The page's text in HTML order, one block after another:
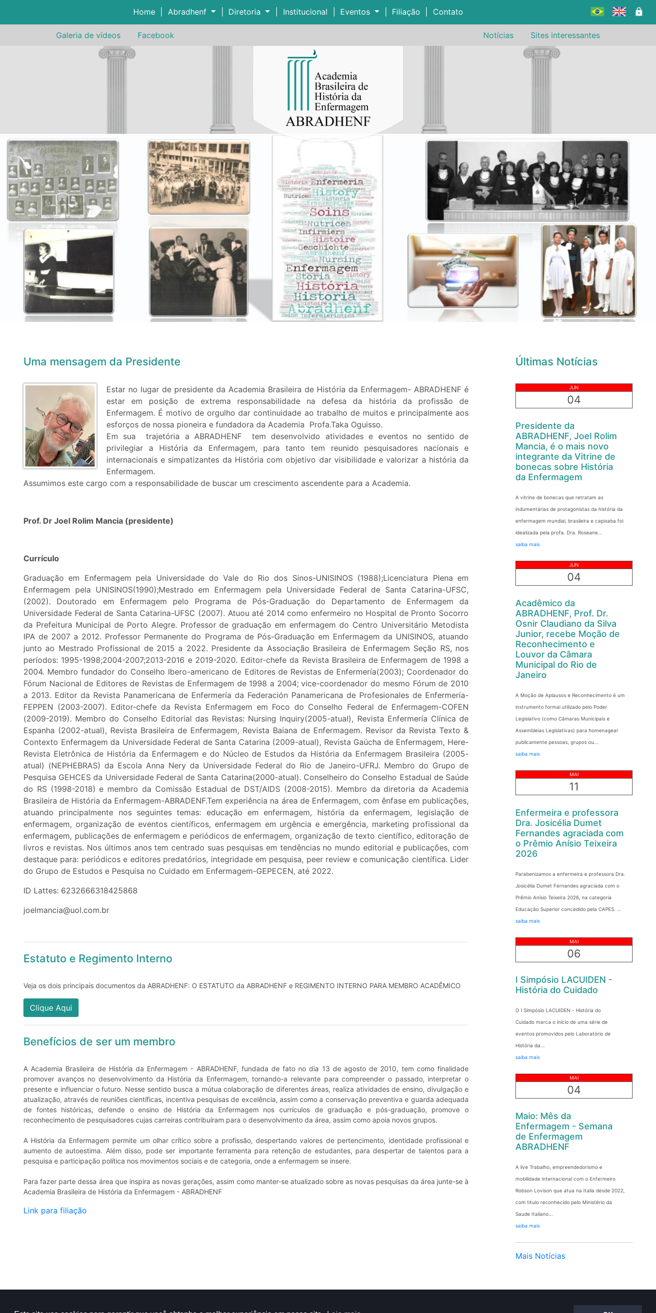
Home Abradhenf Diretoria Institucional Eventos Filiação Contato
Galeria de vídeos Facebook Notícias Sites interessantes
Previous Next
Uma mensagem da Presidente
Estar no lugar de presidente da Academia Brasileira de História da Enfermagem- ABRADHENF é
estar em posição de extrema responsabilidade na defesa da história da profissão de
Enfermagem. É motivo de orgulho dar continuidade ao trabalho de muitos e principalmente aos
esforços de nossa pioneira e fundadora da Academia Profa.Taka Oguisso.
Em sua trajetória a ABRADHENF tem desenvolvido atividades e eventos no sentido de
privilegiar a História da Enfermagem, para tanto tem reunido pesquisadores nacionais e
internacionais e simpatizantes da História com objetivo dar visibilidade e valorizar a história da
Enfermagem.
Assumimos este cargo com a responsabilidade de buscar um crescimento ascendente para a Academia.
Prof. Dr Joel Rolim Mancia (presidente)
Currículo
Graduação em Enfermagem pela Universidade do Vale do Rio dos Sinos-UNISINOS (1988);Licenciatura Plena em
Enfermagem pela UNISINOS(1990);Mestrado em Enfermagem pela Universidade Federal de Santa Catarina-UFSC,
(2002). Doutorado em Enfermagem pelo Programa de Pós-Graduação do Departamento de Enfermagem da
Universidade Federal de Santa Catarina-UFSC (2007). Atuou até 2014 como enfermeiro no Hospital de Pronto Socorro
da Prefeitura Municipal de Porto Alegre. Professor de graduação em enfermagem do Centro Universitário Metodista
IPA de 2007 a 2012. Professor Permanente do Programa de Pós-Graduação em Enfermagem da UNISINOS, atuando
junto ao Mestrado Profissional de 2015 a 2022. Presidente da Associação Brasileira de Enfermagem Seção RS, nos
períodos: 1995-1998;2004-2007;2013-2016 e 2019-2020. Editor-chefe da Revista Brasileira de Enfermagem de 1998 a
2004. Membro fundador do Conselho Ibero-americano de Editores de Revistas de Enfermería(2003); Coordenador do
Fórum Nacional de Editores de Revistas de Enfermagem de 1998 a 2004; vice-coordenador do mesmo Fórum de 2010
a 2013. Editor da Revista Panamericana de Enfermería da Federación Panamericana de Profesionales de Enfermería-
FEPPEN (2003-2007). Editor-chefe da Revista Enfermagem em Foco do Conselho Federal de Enfermagem-COFEN
(2009-2019). Membro do Conselho Editorial das Revistas: Nursing Inquiry(2005-atual), Revista Enfermería Clínica de
Espanha (2002-atual), Revista Brasileira de Enfermagem, Revista Baiana de Enfermagem. Revisor da Revista Texto &
Contexto Enfermagem da Universidade Federal de Santa Catarina (2009-atual), Revista Gaúcha de Enfermagem, Here-
Revista Eletrônica de História da Enfermagem e do Núcleo de Estudos da História da Enfermagem Brasileira (2005-
atual) (NEPHEBRAS) da Escola Anna Nery da Universidade Federal do Rio de Janeiro-UFRJ. Membro do Grupo de
Pesquisa GEHCES da Universidade Federal de Santa Catarina(2000-atual). Conselheiro do Conselho Estadual de Saúde
do RS (1998-2018) e membro da Comissão Estadual de DST/AIDS (2008-2015). Membro da diretoria da Academia
Brasileira de História da Enfermagem-ABRADENF.Tem experiência na área de Enfermagem, com ênfase em publicações,
atuando principalmente nos seguintes temas: educação em enfermagem, história da enfermagem, legislação de
enfermagem, organização de eventos científicos, enfermagem em urgência e emergência, marketing profissional da
enfermagem, publicações de enfermagem e periódicos de enfermagem, organização de texto científico, editoração de
livros e revistas. Nos últimos anos tem centrado suas pesquisas em tendências no mundo editorial e publicações, com
destaque para: periódicos e editores predatórios, integridade em pesquisa, peer review e comunicação científica. Lider
do Grupo de Estudos e Pesquisa no Cuidado em Enfermagem-GEPECEN, até 2022.
ID Lattes: 6232666318425868
joelmancia@uol.com.br
Estatuto e Regimento Interno
Veja os dois principais documentos da ABRADHENF: O ESTATUTO da ABRADHENF e REGIMENTO INTERNO PARA MEMBRO ACADÊMICO
Clique Aqui
Benefícios de ser um membro
A Academia Brasileira de História da Enfermagem - ABRADHENF, fundada de fato no dia 13 de agosto de 2010, tem como finalidade
promover avanços no desenvolvimento da História da Enfermagem, tornando-a relevante para compreender o passado, interpretar o
presente e influenciar o futuro. Nesse sentido busca a mútua colaboração de diferentes áreas, realiza atividades de ensino, divulgação e
atualização, através de reuniões científicas, incentiva pesquisas de excelência, assim como a conservação preventiva e guarda adequada
de fontes históricas, defende o ensino de História da Enfermagem nos currículos de graduação e pós-graduação, promove o
reconhecimento de pesquisadores cujas carreiras contribuíram para o desenvolvimento da área, assim como apoia novos grupos.
A História da Enfermagem permite um olhar crítico sobre a profissão, despertando valores de pertencimento, identidade profissional e
aumento de autoestima. Além disso, pode ser importante ferramenta para retenção de estudantes, para despertar de talentos para a
pesquisa e participação política nos movimentos sociais e de categoria, onde a enfermagem se insere.
Para fazer parte dessa área que inspira as novas gerações, assim como manter-se atualizado sobre as novas pesquisas da área junte-se à
Academia Brasileira de História da Enfermagem - ABRADHENF
Link para filiação
Últimas Notícias
JUN
04
Presidente da
ABRADHENF, Joel Rolim
Mancia, é o mais novo
integrante da Vitrine de
bonecas sobre História
da Enfermagem
A vitrine de bonecas que retratam as
indumentárias de protagonistas da história da
enfermagem mundial, brasileira e capixaba foi
idealizada pela profa. Dra. Roseane...
saiba mais
JUN
04
Acadêmico da
ABRADHENF, Prof. Dr.
Osnir Claudiano da Silva
Junior, recebe Moção de
Reconhecimento e
Louvor da Câmara
Municipal do Rio de
Janeiro
A Moção de Aplausos e Reconhecimento é um
instrumento formal utilizado pelo Poder
Legislativo (como Câmaras Municipais e
Assembleias Legislativas) para homenagear
publicamente pessoas, grupos ou...
saiba mais
MAI
11
Enfermeira e professora
Dra. Josicélia Dumet
Fernandes agraciada com
o Prêmio Anísio Teixeira
2026
Parabenizamos a enfermeira e professora Dra.
Josicélia Dumet Fernandes agraciada com o
Prêmio Anísio Teixeira 2026, na categoria
Educação Superior concedido pela CAPES. ...
saiba mais
MAI
06
I Simpósio LACUIDEN -
História do Cuidado
O I Simpósio LACUIDEN - História do
Cuidado marca o início de uma série de
eventos promovidos pelo Laboratório de
História da...
saiba mais
MAI
04
Maio: Mês da
Enfermagem - Semana
de Enfermagem
ABRADHENF
A live Trabalho, empreendedorismo e
mobilidade internacional com o Enfermeiro
Robson Lovison que atua na Italia desde 2022,
com titulo reconhecido pelo Ministério da
Saude Italiano...
saiba mais
Mais Notícias